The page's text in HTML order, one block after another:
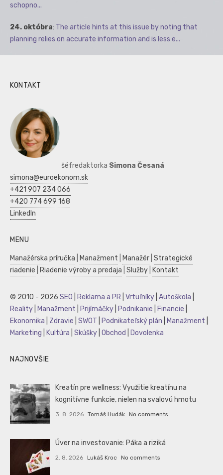
schopno...
24. októbra: The article hints at this issue by noting that
planning relies on accurate information and is less e...
KONTAKT
šéfredaktorka Simona Česaná
simona@euroekonom.sk
+421 907 234 066
+420 774 699 168
LinkedIn
MENU
Manažérska príručka Manažment Manažér Strategické
riadenie
Riadenie výroby a predaja Služby Kontakt
© 2010 - 2026 SEO Reklama a PR Vrtuľníky Autoškola
Reality
Manažment Prijímáčky Podnikanie Financie
Ekonomika
Zdravie SWOT Podnikateľský plán Manažment
Marketing
Kultúra Skúšky Obchod Dovolenka
NAJNOVŠIE
Kreatín pre wellness: Využitie kreatínu na
kognitívne funkcie, nielen na svalovú hmotu
3. 8. 2026 Tomáš Hudák No comments
Úver na investovanie: Páka a riziká
2. 8. 2026 Lukáš Kroc No comments